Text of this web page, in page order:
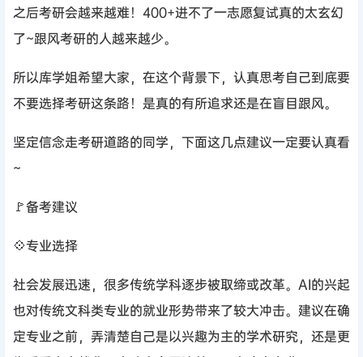
之后考研会越来越难！400+进不了一志愿复试真的太玄幻
了~跟风考研的人越来越少。
所以库学姐希望大家，在这个背景下，认真思考自己到底要
不要选择考研这条路！是真的有所追求还是在盲目跟风。
坚定信念走考研道路的同学，下面这几点建议一定要认真看
~
🚩备考建议
💠专业选择
社会发展迅速，很多传统学科逐步被取缔或改革。AI的兴起
也对传统文科类专业的就业形势带来了较大冲击。建议在确
定专业之前，弄清楚自己是以兴趣为主的学术研究，还是更